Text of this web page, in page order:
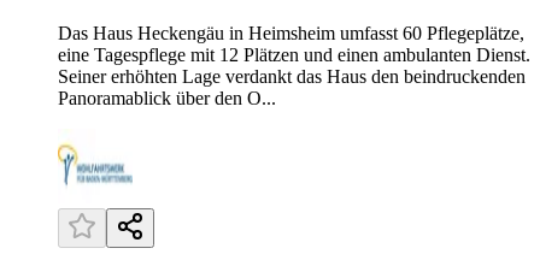
Das Haus Heckengäu in Heimsheim umfasst 60 Pflegeplätze,
eine Tagespflege mit 12 Plätzen und einen ambulanten Dienst.
Seiner erhöhten Lage verdankt das Haus den beindruckenden
Panoramablick über den O...